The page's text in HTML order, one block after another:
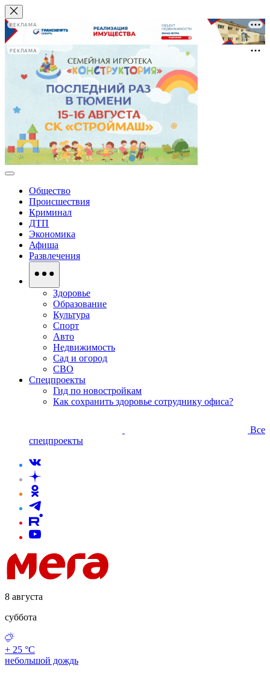
РЕКЛАМА
РЕКЛАМА
Общество
Происшествия
Криминал
ДТП
Экономика
Афиша
Развлечения
Здоровье
Образование
Культура
Спорт
Авто
Недвижимость
Сад и огород
СВО
Спецпроекты
Гид по новостройкам
Как сохранить здоровье сотруднику офиса?
Все
спецпроекты
8 августа
суббота
+ 25 °С
небольшой дождь